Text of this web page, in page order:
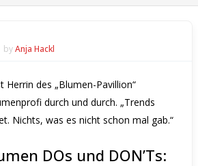
byAnja Hackl
Herrin des „Blumen-Pavillion“
durch und durch. „Trends
Nichts, was es nicht schon mal gab.“
DOs und DON’Ts: